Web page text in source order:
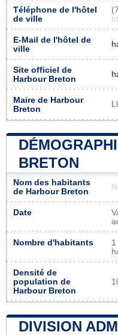
Téléphone de l'hôtel
de ville
E-Mail de l'hôtel de
ville
Site officiel de
Harbour Breton
Maire de Harbour
Breton
BRETON
Nom des habitants
de Harbour Breton
Date
Nombre d'habitants
1
Densité de
population de
Harbour Breton
DIVISION